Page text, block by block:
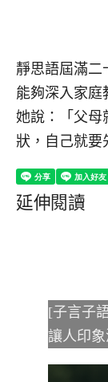
靜思語屆滿二
能夠深入家庭
她說：「父母
狀，自己就要
延伸閱讀
[子言子
讓人印